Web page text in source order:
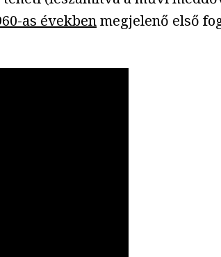
as évekbenmegjelenő első